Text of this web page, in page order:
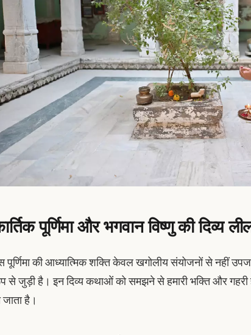
पूर्णिमा और भगवान विष्णु की दिव्य
पूर्णिमा की आध्यात्मिक शक्ति केवल खगोलीय संयोजनों से नहीं
से जुड़ी है। इन दिव्य कथाओं को समझने से हमारी भक्ति और गहरी
जाता है।